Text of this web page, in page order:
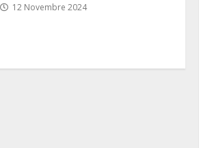
12 Novembre 2024